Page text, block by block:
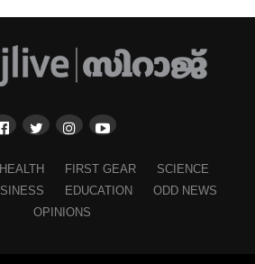
HEALTH FIRST GEAR
SCIENCE
EDUCATION
ODD NEWS
OPINIONS